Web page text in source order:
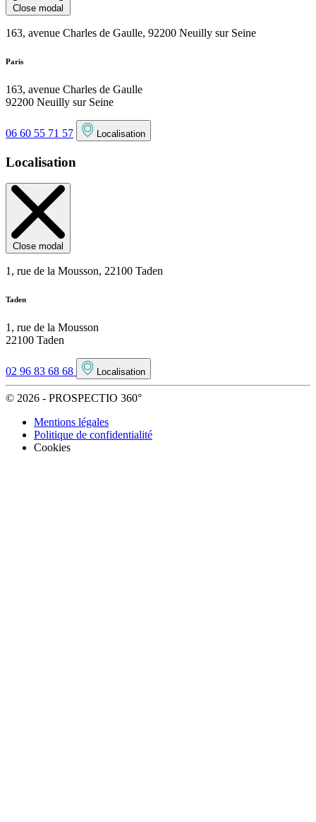
Close modal
163, avenue Charles de Gaulle, 92200 Neuilly sur Seine
Paris
163, avenue Charles de Gaulle
92200 Neuilly sur Seine
06 60 55 71 57 Localisation
Localisation
Close modal
1, rue de la Mousson, 22100 Taden
Taden
1, rue de la Mousson
22100 Taden
02 96 83 68 68 Localisation
© 2026 - PROSPECTIO 360°
Mentions légales
Politique de confidentialité
Cookies